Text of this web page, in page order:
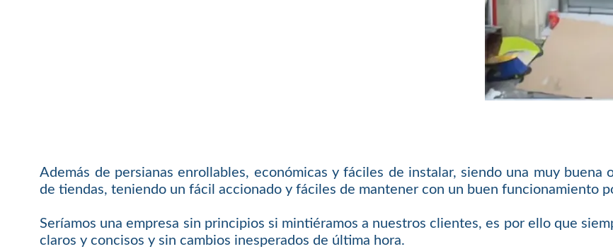
Además de persianas enrollables, económicas y fáciles de instalar, siendo una muy
de tiendas, teniendo un fácil accionado y fáciles de mantener con un buen funcionamiento
Seríamos una empresa sin principios si mintiéramos a nuestros clientes, es por ello que
claros y concisos y sin cambios inesperados de última hora.